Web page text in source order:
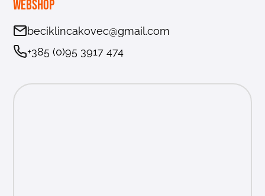
Webshop
beciklincakovec@gmail.com
+385 (0)95 3917 474